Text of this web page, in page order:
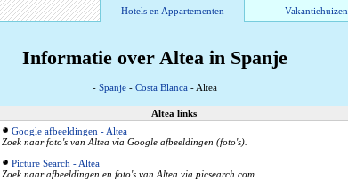
Hotels en Appartementen Vakantiehuizen
Informatie over Altea in Spanje
- Spanje - Costa Blanca - Altea
Altea links
Google afbeeldingen - Altea
Zoek naar foto's van Altea via Google afbeeldingen (foto's).
Picture Search - Altea
Zoek naar afbeeldingen en foto's van Altea via picsearch.com